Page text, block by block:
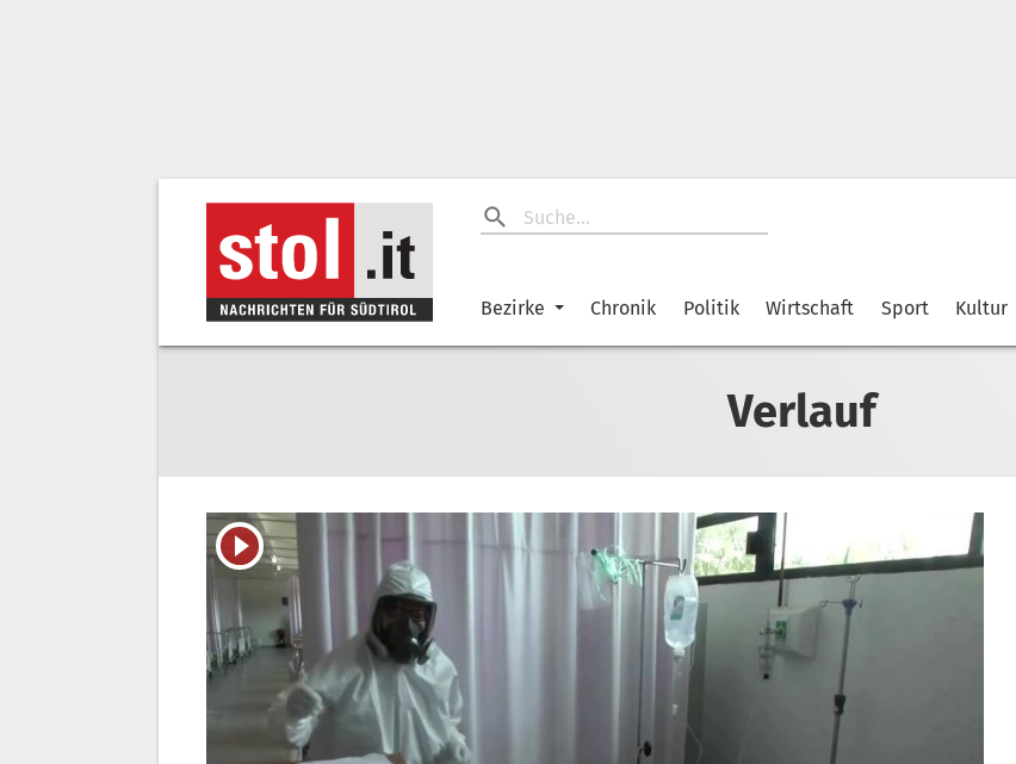
Bezirke Chronik Politik Wirtschaft Sport Kultur
Verlauf